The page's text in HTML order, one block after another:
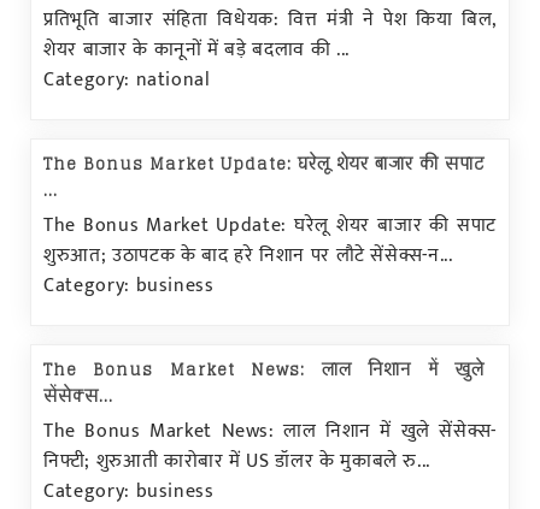
प्रतिभूति बाजार संहिता विधेयक: वित्त मंत्री ने पेश किया बिल,
शेयर बाजार के कानूनों में बड़े बदलाव की ...
Category: national
The Bonus Market Update: घरेलू शेयर बाजार की सपाट
...
The Bonus Market Update: घरेलू शेयर बाजार की सपाट
शुरुआत; उठापटक के बाद हरे निशान पर लौटे सेंसेक्स-न...
Category: business
The Bonus Market News: लाल निशान में खुले
सेंसेक्स...
The Bonus Market News: लाल निशान में खुले सेंसेक्स-
निफ्टी; शुरुआती कारोबार में US डॉलर के मुकाबले रु...
Category: business